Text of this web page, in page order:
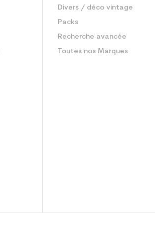
Divers / déco vintage
Packs
Recherche avancée
Toutes nos Marques